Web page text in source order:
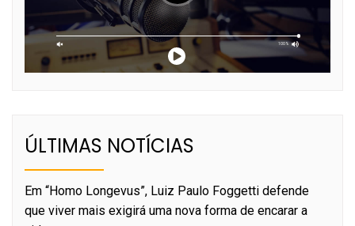
ÚLTIMAS NOTÍCIAS
Em “Homo Longevus”, Luiz Paulo Foggetti defende
que viver mais exigirá uma nova forma de encarar a